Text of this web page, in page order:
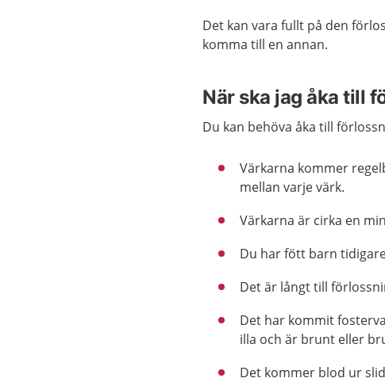
Det kan vara fullt på den
komma till en annan.
När ska jag åka till
Du kan behöva åka till
Värkarna kommer
mellan varje värk.
Värkarna är cirka en
Du har fött barn
Det är långt till
Det har kommit
illa och är brunt eller
Det kommer blod ur